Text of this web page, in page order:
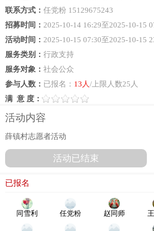
联系方式： 任党粉 15129675243
招募时间： 2025-10-14 16:29至2025-10-15
活动时间： 2025-10-15 07:30至2025-10-15
服务类别： 行政支持
服务对象： 社会公众
参与人数： 已报名： 13人/上限人数25人
满 意 度：
活动内容
薛镇村志愿者活动
活动已结束
已报名
同雪利 任党粉 赵同师